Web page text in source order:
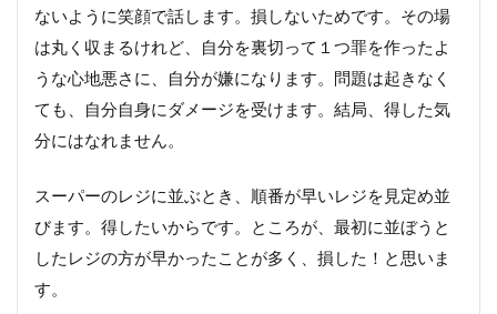
の損
得！？
得
の
準
し！
葛藤
けれ
ないように笑顔で話します。損しないためです。その場
は丸く収まるけれど、自分を裏切って１つ罪を作ったよ
うな心地悪さに、自分が嫌になります。問題は起きなく
ても、自分自身にダメージを受けます。結局、得した気
分にはなれません。
スーパーのレジに並ぶとき、順番が早いレジを見定め並
びます。得したいからです。ところが、最初に並ぼうと
したレジの方が早かったことが多く、損した！と思いま
す。